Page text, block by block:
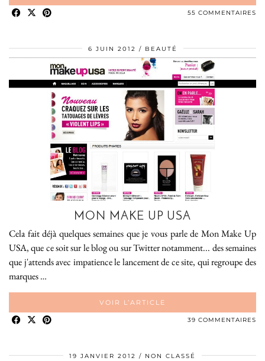
55 COMMENTAIRES
6 JUIN 2012 BEAUTÉ
MON MAKE UP USA
Cela fait déjà quelques semaines que je vous parle de Mon Make Up
USA, que ce soit sur le blog ou sur Twitter notamment... des semaines
que j'attends avec impatience le lancement de ce site, qui regroupe des
marques …
VOIR L’ARTICLE
39 COMMENTAIRES
19 JANVIER 2012 NON CLASSÉ